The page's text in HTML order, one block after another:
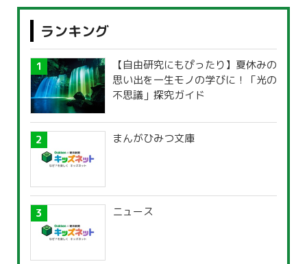
ランキング
【自由研究にもぴったり】夏休みの
思い出を一生モノの学びに！「光の
不思議」探究ガイド
まんがひみつ文庫
ニュース